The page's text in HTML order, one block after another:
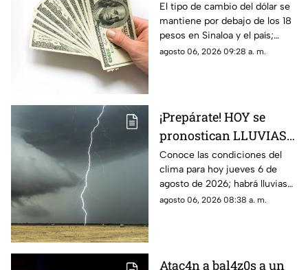
México HOY jueves
El tipo de cambio del dólar se
mantiene por debajo de los 18
pesos en Sinaloa y el país;
conoce los detalles sobre su
agosto 06, 2026 09:28 a. m.
¡Prepárate! HOY se
pronostican LLUVIAS
MUY FUERTES en estas
zonas de Sinaloa
Conoce las condiciones del
clima para hoy jueves 6 de
agosto de 2026; habrá lluvias
muy fuertes
agosto 06, 2026 08:38 a. m.
Atac4n a bal4z0s a un